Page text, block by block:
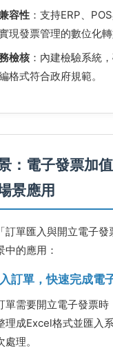
容性 ：支持ERP、
現發票管理的數位化轉
檢核：內建檢驗系統
格式符合政府規範。
：電子發票加
景應用
訂單匯入與開立電子發
中的應用：
訂單，快速完成電
單需要開立電子發票時
理成Excel格式並匯入
理。